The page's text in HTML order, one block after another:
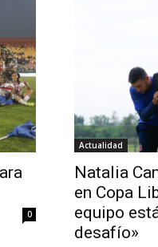
0
Actualidad
Natalia
en Copa
equipo
desafío»